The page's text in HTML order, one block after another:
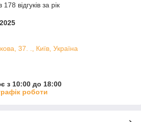
відгуків за рік
37. ., Київ, Україна
з 10:00 до 18:00
роботи